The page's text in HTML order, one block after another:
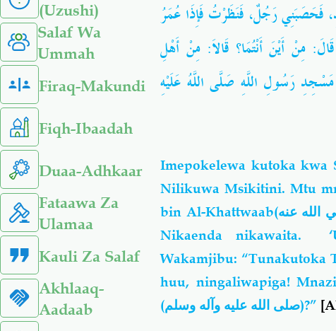
(Uzushi)
Salaf Wa
Ummah
Firaq-Makundi
Fiqh-Ibaadah
Duaa-Adhkaar
Fataawa Za
Ulamaa
Kauli Za Salaf
Akhlaaq-
Aadaab
فَحَصَبَنِي رَجُلٌ، فَنَظَرْتُ فَإِذَا عُمَرُ
مِنْ أَيْنَ أَنْتُمَا؟ قَالاَ: مِنْ أَهْلِ
مَسْجِدِ رَسُولِ اللَّهِ صَلَّى اللَّهُ عَلَيْهِ
Imepokelewa kutoka kwa
Nilikuwa Msikitini. Mtu
bin Al-Khattwaab
Nikaenda nikawaita.
Wakamjibu: “Tunakutoka
huu, ningaliwapiga!
(صلى الله عليه وآله وسلم)?”